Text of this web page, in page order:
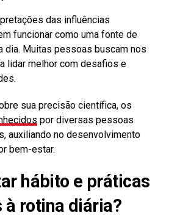
das influências
funcionar como uma fonte de
dia. Muitas pessoas buscam nos
lidar melhor com desafios e
sua precisão científica, os
por diversas pessoas
auxiliando no desenvolvimento
bem-estar.
hábito e práticas
rotina diária?